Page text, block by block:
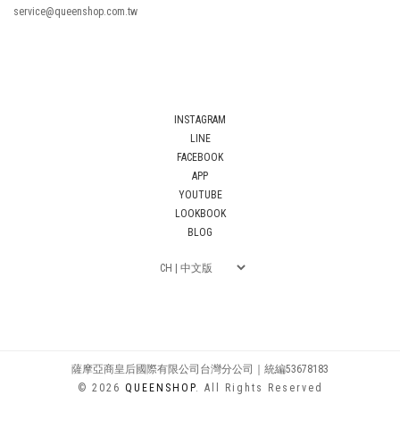
service@queenshop.com.tw
INSTAGRAM
LINE
FACEBOOK
APP
YOUTUBE
LOOKBOOK
BLOG
薩摩亞商皇后國際有限公司台灣分公司｜統編53678183
© 2026 QUEENSHOP. All Rights Reserved